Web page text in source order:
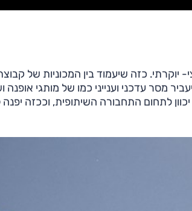
יוקרתי. כזה שיעמוד בין המכוניות של
מסר עדכני וענייני כמו של מותגי אופנה
לתחום התחבורה השיתופית, וככזה יפנה